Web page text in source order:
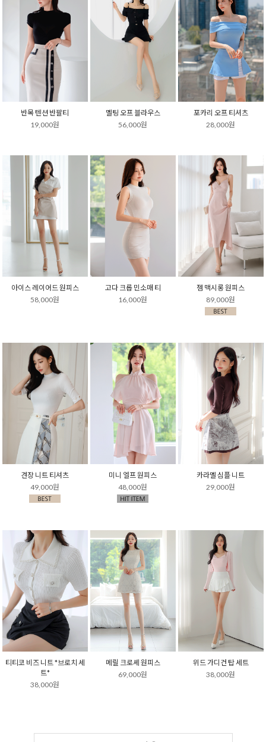
반목 텐션 반팔티
19,000원
멜팅 오프 블라우스
56,000원
포카리 오프 티셔츠
28,000원
아이스 레이어드 원피스
58,000원
고다 크롭 민소매 티
16,000원
젬 맥시롱 원피스
89,000원
견장 니트 티셔츠
49,000원
미니 엘프 원피스
48,000원
카라멜 심플 니트
29,000원
티티코 비즈 니트 *브로치 세
트*
38,000원
메릴 크로셰 원피스
69,000원
위드 가디건 탑 세트
38,000원